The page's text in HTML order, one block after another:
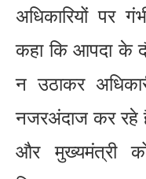
अधिकारियों पर
कहा कि आपदा के
न उठाकर
नजरअंदाज कर रहे
और मुख्यमंत्री